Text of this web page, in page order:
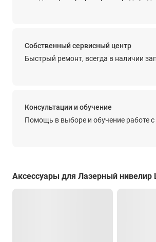
до 13 ч - 1 луч (3 x 1,5 В (AA))
Класс лазера
635 нм
Мощность
звуковая/визуальная (свет)
Степень защиты от пыли и влаги
Собственный сервисный центр
Быстрый ремонт, всегда в наличии
Консультации и обучение
Помощь в выборе и обучение работе
Аксессуары для Лазерный нивелир